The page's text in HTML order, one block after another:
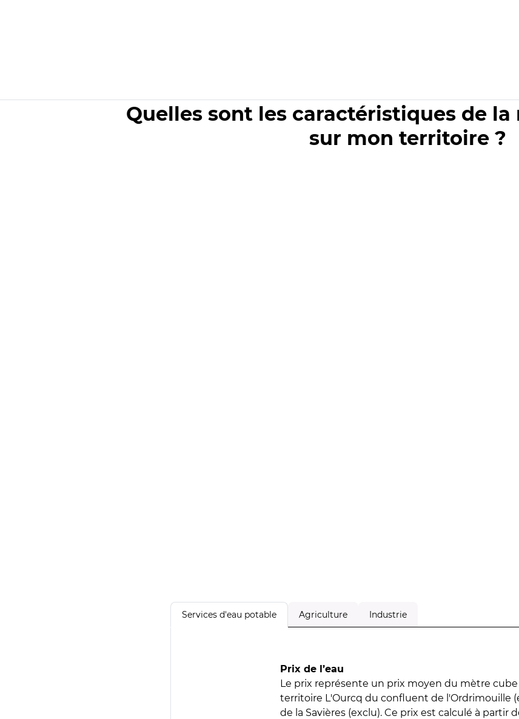
Quelles sont les caractéristiques de la
sur mon territoire ?
Services d'eau potable Agriculture Industrie
Prix de l’eau
Le prix représente un prix moyen du mètre cube
territoire L'Ourcq du confluent de l'Ordrimouille
de la Savières (exclu). Ce prix est calculé à partir